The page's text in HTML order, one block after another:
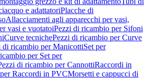
e adattatoriPlacche di
Allacciamenti agli apparecchi per vasi,
vasi e vuotatoiPezzi di ricambio per Sifoni
Curve tecnichePezzi di ricambio per Curve
di ricambio per ManicottiSet per
per Set per
di ricambio per CannottiRaccordi in
Raccordi in PVCMorsetti e cappucci di